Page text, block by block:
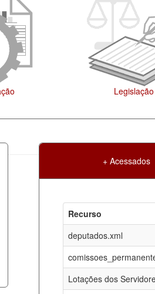
+ Acessados
Recurso
deputados.xml
Lotações dos